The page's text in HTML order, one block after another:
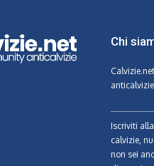
Chi
Calvizie.net
Iscriviti
calvizie,
non sei